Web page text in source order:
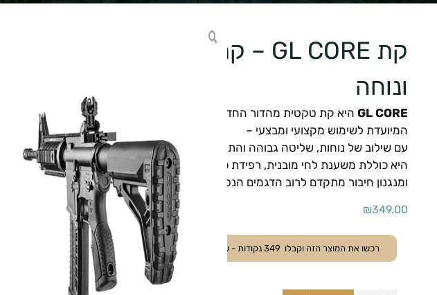
קת GL CORE – קת טקטית חזקה, מדויקת
ונוחה
GL CORE היא קת טקטית מהדור החדש,
המיועדת לשימוש מקצועי ומבצעי –
עם שילוב של נוחות, שליטה גבוהה והתאמה מושלמת לרובה שלך.
היא כוללת משענת לחי מובנית, רפידת כתף מגומי ארגונומי,
ומנגנון חיבור מתקדם לרוב הדגמים הנפוצים.
₪349.00
רכשו את המוצר הזה וקבלו 349 נקודות - ששוות ₪
.